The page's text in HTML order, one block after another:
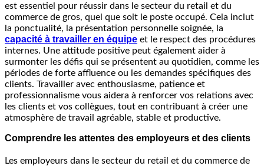
est essentiel pour réussir dans le secteur du retail et du
commerce de gros, quel que soit le poste occupé. Cela inclut
la ponctualité, la présentation personnelle soignée, la
capacité à travailler en équipe et le respect des procédures
internes. Une attitude positive peut également aider à
surmonter les défis qui se présentent au quotidien, comme les
périodes de forte affluence ou les demandes spécifiques des
clients. Travailler avec enthousiasme, patience et
professionnalisme vous aidera à renforcer vos relations avec
les clients et vos collègues, tout en contribuant à créer une
atmosphère de travail agréable, stable et productive.
Comprendre les attentes des employeurs et des clients
Les employeurs dans le secteur du retail et du commerce de